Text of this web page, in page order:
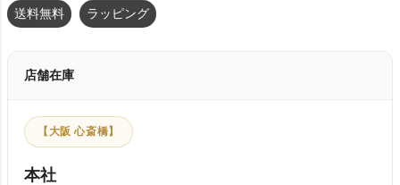
送料無料 ラッピング
店舗在庫
【大阪 心斎橋】
本社